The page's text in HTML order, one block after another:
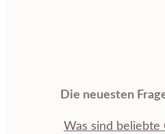
Die neuesten
Was sind beliebte